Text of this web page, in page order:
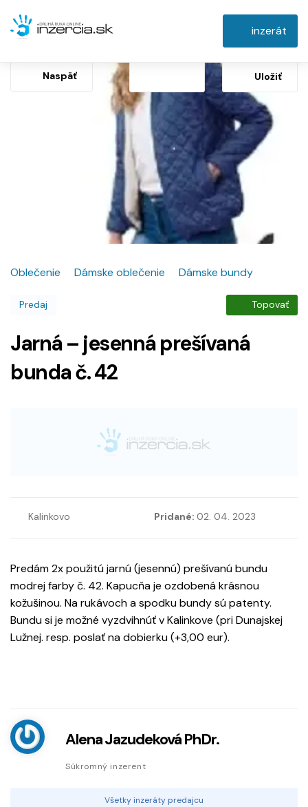
inzerát
Naspäť Uložiť
Oblečenie Dámske oblečenie Dámske bundy
Predaj Topovať
Jarná – jesenná prešívaná
bunda č. 42
Kalinkovo Pridané: 02. 04. 2023
Predám 2x použitú jarnú (jesennú) prešívanú bundu
modrej farby č. 42. Kapucňa je ozdobená krásnou
kožušinou. Na rukávoch a spodku bundy sú patenty.
Bundu si je možné vyzdvihnúť v Kalinkove (pri Dunajskej
Lužnej. resp. poslať na dobierku (+3,00 eur).
Alena Jazudeková PhDr.
Súkromný inzerent
Všetky inzeráty predajcu